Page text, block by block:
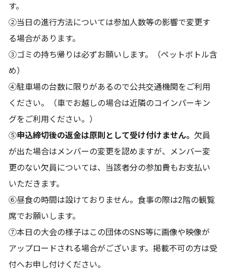
す。
②当日の進行方法については参加人数等の影響で変更す
る場合があります。
③ゴミの持ち帰りは必ずお願いします。（ペットボトル含
め）
④駐車場の台数に限りがあるので公共交通機関をご利用
ください。（車でお越しの場合は近隣のコインパーキン
グをご利用ください。）
⑤申込締切後の返金は原則として受け付けません。 欠員
が出た場合はメンバーの変更を認めますが、メンバー変
更のない欠員については、当該者分の参加費もお支払い
いただきます。
⑥昼食の時間は設けておりません。食事の際は2階の観覧
席でお願いします。
⑦本⽇の⼤会の様⼦はこの団体のSNS等に画像や映像が
アップロードされる場合がございます。掲載不可の⽅は受
付へお申し付けください。